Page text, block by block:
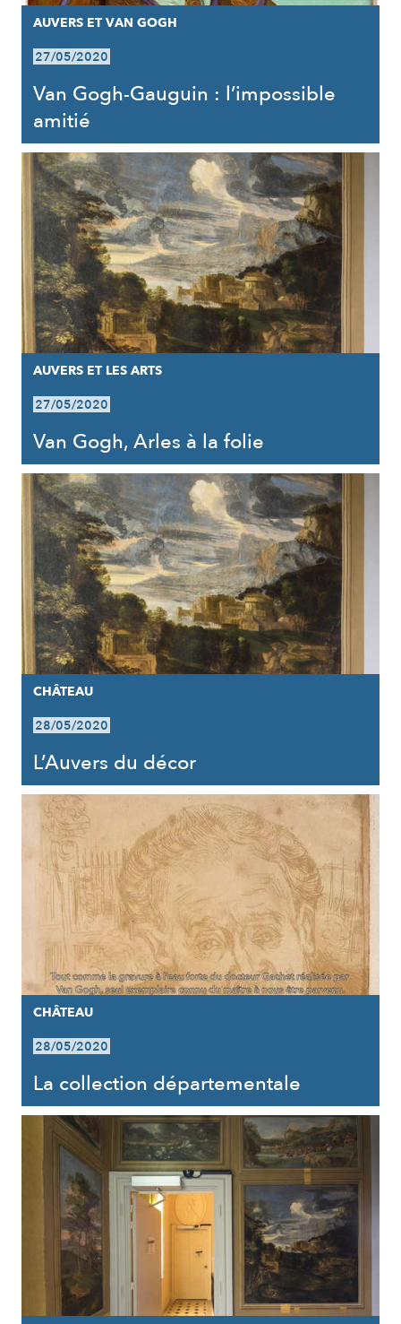
AUVERS ET VAN GOGH
27/05/2020
Van Gogh-Gauguin : l’impossible
amitié
AUVERS ET LES ARTS
27/05/2020
Van Gogh, Arles à la folie
CHÂTEAU
28/05/2020
L’Auvers du décor
CHÂTEAU
28/05/2020
La collection départementale